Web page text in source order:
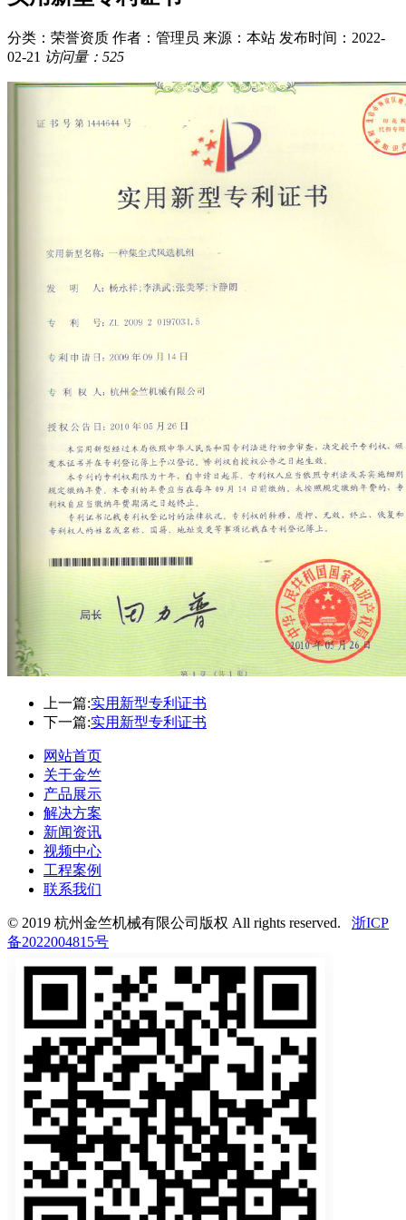
分类：荣誉资质 作者：管理员 来源：本站 发布时间：2022-
02-21 访问量：525
上一篇:实用新型专利证书
下一篇:实用新型专利证书
网站首页
关于金竺
产品展示
解决方案
新闻资讯
视频中心
工程案例
联系我们
© 2019 杭州金竺机械有限公司版权 All rights reserved. 浙ICP
备2022004815号